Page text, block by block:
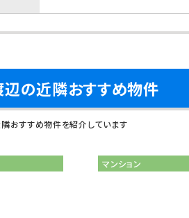
辺の近隣おすすめ物件
おすすめ物件を紹介しています
マンション